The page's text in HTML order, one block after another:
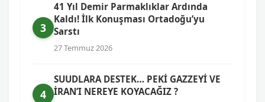
3
41 Yıl Demir Parmaklıklar Ardında
Kaldı! İlk Konuşması Ortadoğu’yu
Sarstı
27 Temmuz 2026
4
SUUDLARA DESTEK… PEKİ GAZZEYİ VE
İRAN’I NEREYE KOYACAĞIZ ?